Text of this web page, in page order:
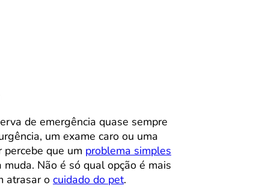
de emergência quase sempre
um exame caro ou uma
que um problema simples
Não é só qual opção é mais
atrasar o cuidado do pet.